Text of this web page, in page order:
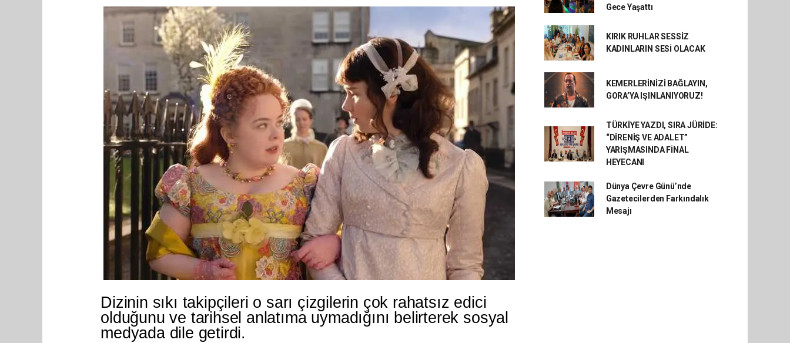
Dizinin sıkı takipçileri o sarı çizgilerin çok rahatsız edici
olduğunu ve tarihsel anlatıma uymadığını belirterek sosyal
medyada dile getirdi.
Gece Yaşattı
KIRIK RUHLAR SESSİZ
KADINLARIN SESİ OLACAK
KEMERLERİNİZİ BAĞLAYIN,
GORA’YA IŞINLANIYORUZ!
TÜRKİYE YAZDI, SIRA JÜRİDE:
“DİRENİŞ VE ADALET”
YARIŞMASINDA FİNAL
HEYECANI
Dünya Çevre Günü’nde
Gazetecilerden Farkındalık
Mesajı